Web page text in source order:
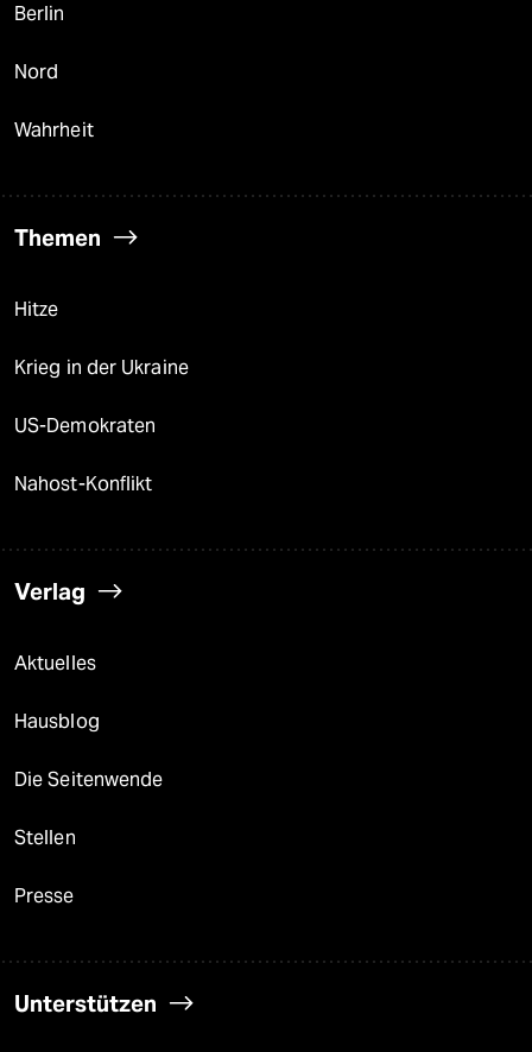
Berlin
Nord
Wahrheit
Themen
Hitze
Krieg in der Ukraine
US-Demokraten
Nahost-Konflikt
Verlag
Aktuelles
Hausblog
Die Seitenwende
Stellen
Presse
Unterstützen